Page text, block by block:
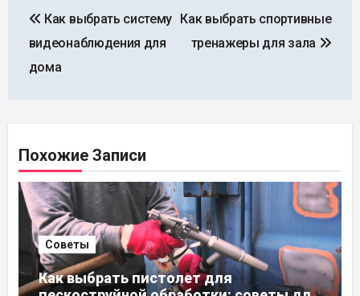
по
записям
Как выбрать систему
видеонаблюдения для
дома
Как выбрать спортивные
тренажеры для зала
Похожие Записи
Советы
Как выбрать пистолет для